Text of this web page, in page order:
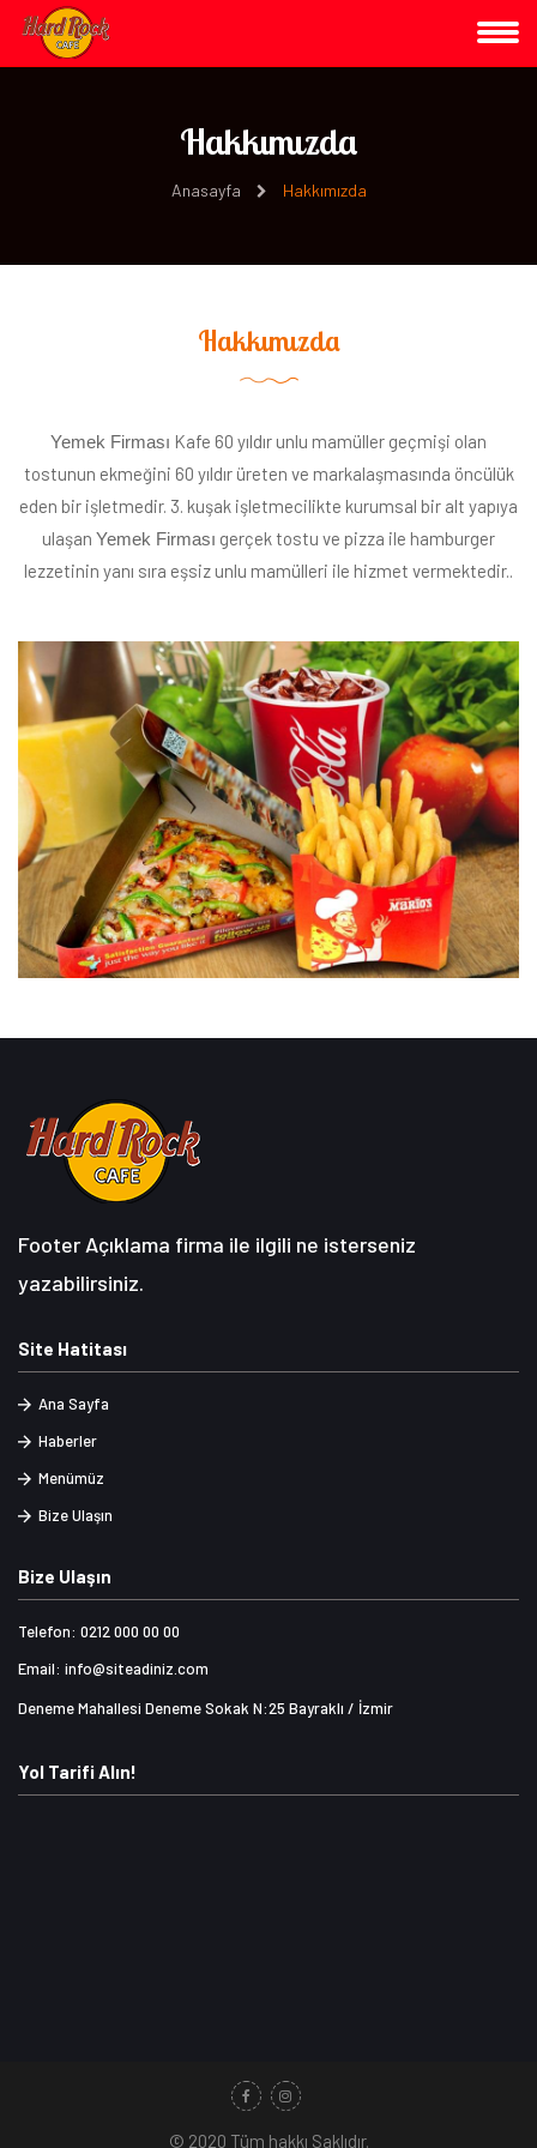
Hakkımızda
Anasayfa Hakkımızda
Hakkımızda
Yemek Firması Kafe 60 yıldır unlu mamüller geçmişi olan
tostunun ekmeğini 60 yıldır üreten ve markalaşmasında öncülük
eden bir işletmedir. 3. kuşak işletmecilikte kurumsal bir alt yapıya
ulaşan Yemek Firması gerçek tostu ve pizza ile hamburger
lezzetinin yanı sıra eşsiz unlu mamülleri ile hizmet vermektedir..
Footer Açıklama firma ile ilgili ne isterseniz
yazabilirsiniz.
Site Hatitası
Ana Sayfa
Haberler
Menümüz
Bize Ulaşın
Bize Ulaşın
Telefon: 0212 000 00 00
Email: info@siteadiniz.com
Deneme Mahallesi Deneme Sokak N:25 Bayraklı / İzmir
Yol Tarifi Alın!
© 2020 Tüm hakkı Saklıdır.